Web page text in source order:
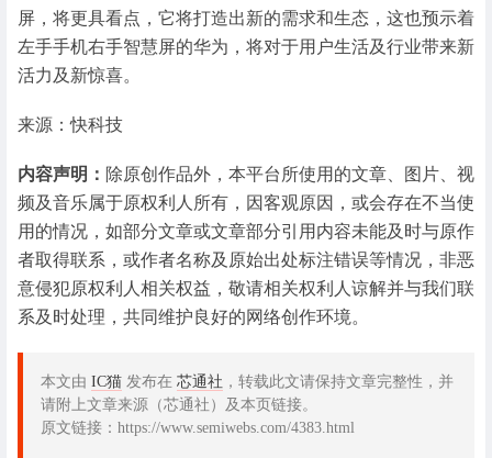
屏，将更具看点，它将打造出新的需求和生态，这也预示着
左手手机右手智慧屏的华为，将对于用户生活及行业带来新
活力及新惊喜。
来源：快科技
内容声明： 除原创作品外，本平台所使用的文章、图片、视
频及音乐属于原权利人所有，因客观原因，或会存在不当使
用的情况，如部分文章或文章部分引用内容未能及时与原作
者取得联系，或作者名称及原始出处标注错误等情况，非恶
意侵犯原权利人相关权益，敬请相关权利人谅解并与我们联
系及时处理，共同维护良好的网络创作环境。
本文由 IC猫 发布在 芯通社 ，转载此文请保持文章完整性，并
请附上文章来源（芯通社）及本页链接。
原文链接：https://www.semiwebs.com/4383.html